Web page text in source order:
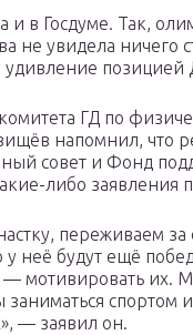
и в Госдуме. Так,
не увидела ничего
позицией
ГД по
напомнил, что
совет и Фонд
либо заявления
переживаем
у неё будут ещё
— мотивировать
заниматься спортом
— заявил он.